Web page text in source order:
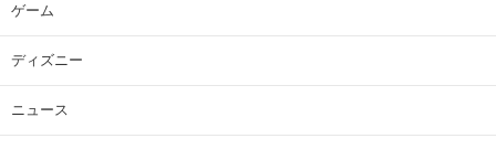
ゲーム
ディズニー
ニュース